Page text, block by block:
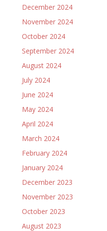
December 2024
November 2024
October 2024
September 2024
August 2024
July 2024
June 2024
May 2024
April 2024
March 2024
February 2024
January 2024
December 2023
November 2023
October 2023
August 2023